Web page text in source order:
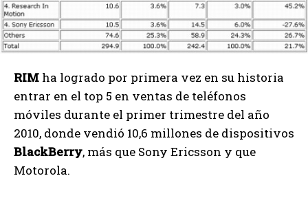
RIM ha logrado por primera vez en su historia
entrar en el top 5 en ventas de teléfonos
móviles durante el primer trimestre del año
2010, donde vendió 10,6 millones de dispositivos
BlackBerry, más que Sony Ericsson y que
Motorola.